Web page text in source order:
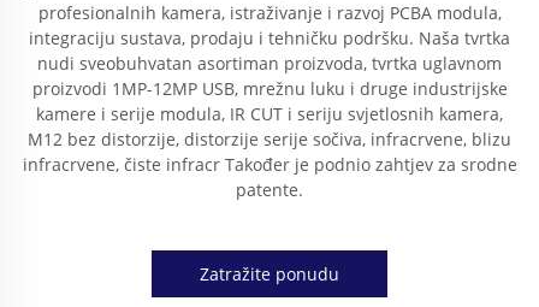
profesionalnih kamera, istraživanje i razvoj PCBA modula,
integraciju sustava, prodaju i tehničku podršku. Naša tvrtka
nudi sveobuhvatan asortiman proizvoda, tvrtka uglavnom
proizvodi 1MP-12MP USB, mrežnu luku i druge industrijske
kamere i serije modula, IR CUT i seriju svjetlosnih kamera,
M12 bez distorzije, distorzije serije sočiva, infracrvene, blizu
infracrvene, čiste infracr Također je podnio zahtjev za srodne
patente.
Zatražite ponudu